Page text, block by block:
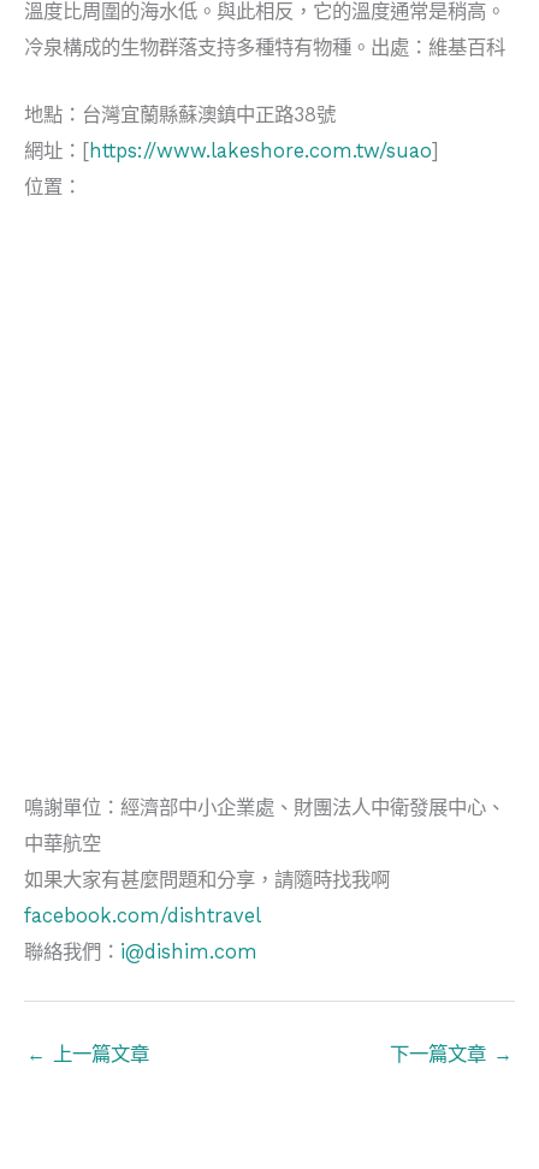
溫度比周圍的海水低。與此相反，它的溫度通常是稍高。
冷泉構成的生物群落支持多種特有物種。出處：維基百科
地點：台灣宜蘭縣蘇澳鎮中正路38號
網址：[https://www.lakeshore.com.tw/suao]
位置：
鳴謝單位：經濟部中小企業處、財團法人中衛發展中心、
中華航空
如果大家有甚麼問題和分享，請隨時找我啊
facebook.com/dishtravel
聯絡我們： i@dishim.com
← 上一篇文章 下一篇文章 →